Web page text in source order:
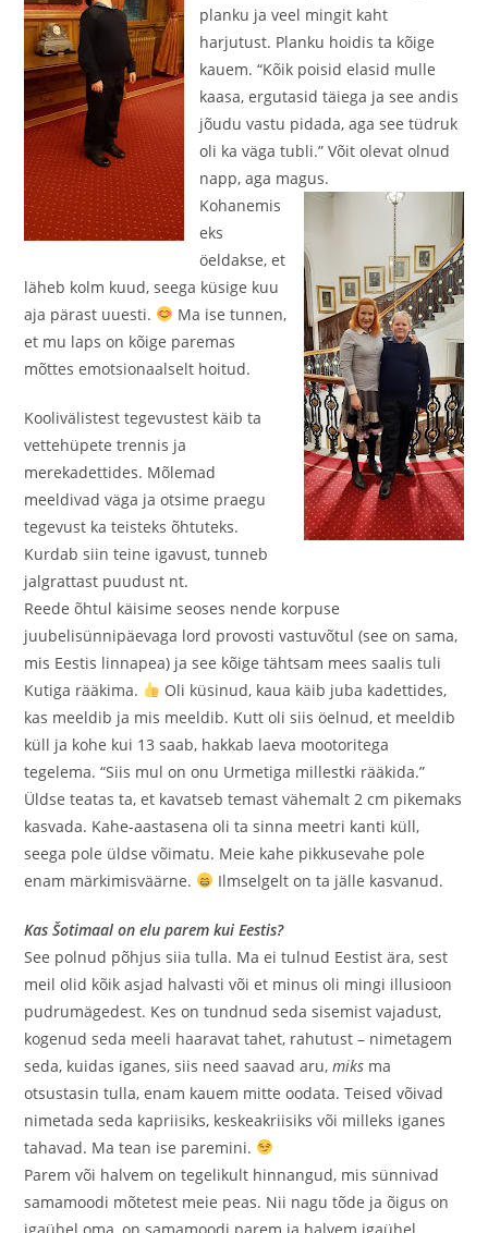
planku ja veel mingit kaht
harjutust. Planku hoidis ta kõige
kauem. “Kõik poisid elasid mulle
kaasa, ergutasid täiega ja see andis
jõudu vastu pidada, aga see tüdruk
oli ka väga tubli.” Võit olevat olnud
napp, aga magus.
Kohanemis
eks
öeldakse, et
läheb kolm kuud, seega küsige kuu
aja pärast uuesti.
Ma ise tunnen,
et mu laps on kõige paremas
mõttes emotsionaalselt hoitud.
Koolivälistest tegevustest käib ta
vettehüpete trennis ja
merekadettides. Mõlemad
meeldivad väga ja otsime praegu
tegevust ka teisteks õhtuteks.
Kurdab siin teine igavust, tunneb
jalgrattast puudust nt.
Reede õhtul käisime seoses nende korpuse
juubelisünnipäevaga lord provosti vastuvõtul (see on sama,
mis Eestis linnapea) ja see kõige tähtsam mees saalis tuli
Kutiga rääkima.
Oli küsinud, kaua käib juba kadettides,
kas meeldib ja mis meeldib. Kutt oli siis öelnud, et meeldib
küll ja kohe kui 13 saab, hakkab laeva mootoritega
tegelema. “Siis mul on onu Urmetiga millestki rääkida.”
Üldse teatas ta, et kavatseb temast vähemalt 2 cm pikemaks
kasvada. Kahe-aastasena oli ta sinna meetri kanti küll,
seega pole üldse võimatu. Meie kahe pikkusevahe pole
enam märkimisväärne.
Ilmselgelt on ta jälle kasvanud.
Kas Šotimaal on elu parem kui Eestis?
See polnud põhjus siia tulla. Ma ei tulnud Eestist ära, sest
meil olid kõik asjad halvasti või et minus oli mingi illusioon
pudrumägedest. Kes on tundnud seda sisemist vajadust,
kogenud seda meeli haaravat tahet, rahutust – nimetagem
seda, kuidas iganes, siis need saavad aru,miks ma
otsustasin tulla, enam kauem mitte oodata. Teised võivad
nimetada seda kapriisiks, keskeakriisiks või milleks iganes
tahavad. Ma tean ise paremini.
Parem või halvem on tegelikult hinnangud, mis sünnivad
samamoodi mõtetest meie peas. Nii nagu tõde ja õigus on